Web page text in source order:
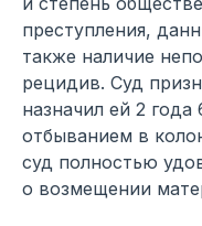
преступления,
также наличие
рецидив. Суд
назначил ей 2
отбыванием в
суд полностью
о возмещении